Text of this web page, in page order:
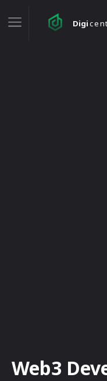
Digi
Web3